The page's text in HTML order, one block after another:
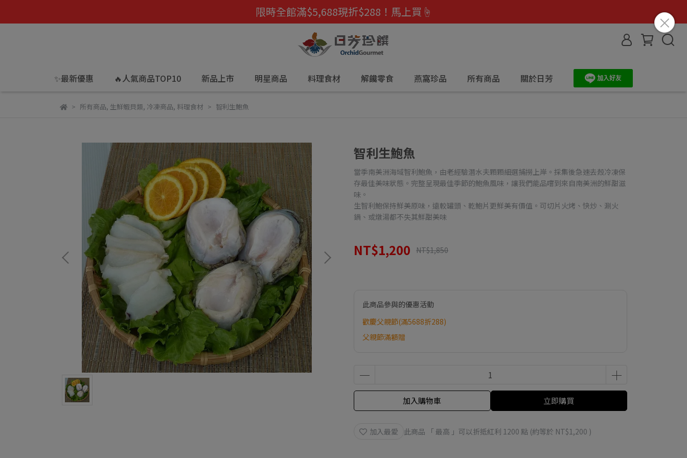
限時全館滿$5,688現折$288！馬上買☝️
✨最新優惠 🔥人氣商品TOP10 新品上市 明星商品 料理食材 解饞零食 燕窩珍品 所有商品 關於日芳
所有商品, 生鮮蝦貝類, 冷凍商品, 料理食材 智利生鮑魚
智利生鮑魚
當季南美洲海域智利鮑魚，由老經驗潛水夫顆顆細選捕撈上岸。採集後急速去殼冷凍保
存最佳美味狀態。完整呈現最佳季節的鮑魚風味，讓我們能品嚐到來自南美洲的鮮甜滋
味。
生智利鮑保持鮮美原味，遠較罐頭、乾鮑片更鮮美有價值。可切片火烤、快炒、涮火
鍋、或燉湯都不失其鮮甜美味
NT$1,200 NT$1,850
此商品參與的優惠活動
歡慶父親節(滿5688折288)
父親節滿額贈
加入購物車 立即購買
加入最愛 此商品 「 最高 」可以折抵紅利 1200 點 (約等於 NT$1,200 )